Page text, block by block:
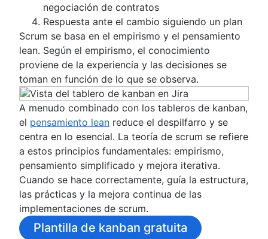
negociación de contratos
Respuesta ante el cambio siguiendo un plan
Scrum se basa en el empirismo y el pensamiento
lean. Según el empirismo, el conocimiento
proviene de la experiencia y las decisiones se
toman en función de lo que se observa.
A menudo combinado con los tableros de kanban,
el pensamiento lean reduce el despilfarro y se
centra en lo esencial. La teoría de scrum se refiere
a estos principios fundamentales: empirismo,
pensamiento simplificado y mejora iterativa.
Cuando se hace correctamente, guía la estructura,
las prácticas y la mejora continua de las
implementaciones de scrum.
Plantilla de kanban gratuita